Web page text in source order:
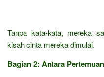
Tanpa kata-kata, mereka
kisah cinta mereka dimulai.
Bagian 2: Antara